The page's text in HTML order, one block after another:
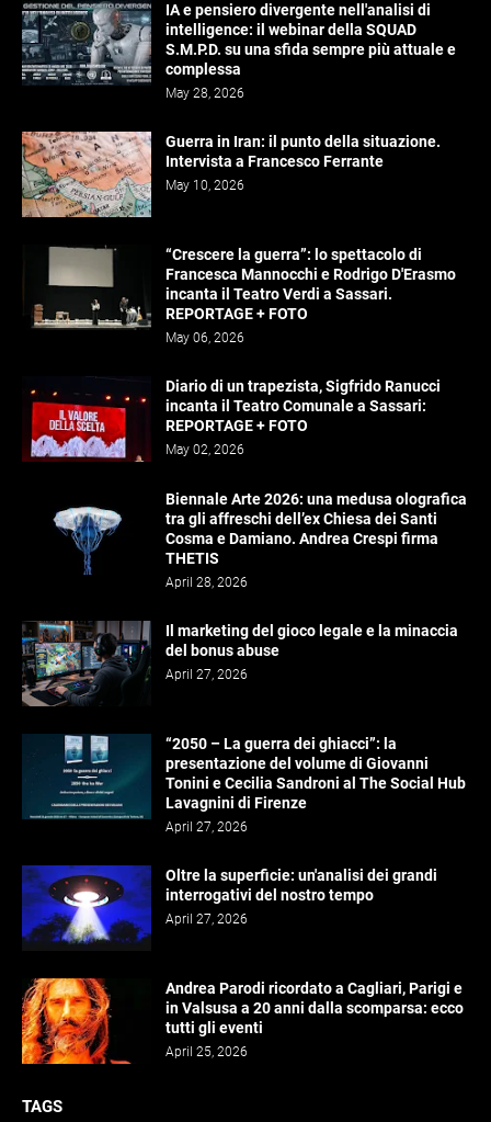
IA e pensiero divergente nell'analisi di
intelligence: il webinar della SQUAD
S.M.P.D. su una sfida sempre più attuale e
complessa
May 28, 2026
Guerra in Iran: il punto della situazione.
Intervista a Francesco Ferrante
May 10, 2026
“Crescere la guerra”: lo spettacolo di
Francesca Mannocchi e Rodrigo D'Erasmo
incanta il Teatro Verdi a Sassari.
REPORTAGE + FOTO
May 06, 2026
Diario di un trapezista, Sigfrido Ranucci
incanta il Teatro Comunale a Sassari:
REPORTAGE + FOTO
May 02, 2026
Biennale Arte 2026: una medusa olografica
tra gli affreschi dell’ex Chiesa dei Santi
Cosma e Damiano. Andrea Crespi firma
THETIS
April 28, 2026
Il marketing del gioco legale e la minaccia
del bonus abuse
April 27, 2026
“2050 – La guerra dei ghiacci”: la
presentazione del volume di Giovanni
Tonini e Cecilia Sandroni al The Social Hub
Lavagnini di Firenze
April 27, 2026
Oltre la superficie: un'analisi dei grandi
interrogativi del nostro tempo
April 27, 2026
Andrea Parodi ricordato a Cagliari, Parigi e
in Valsusa a 20 anni dalla scomparsa: ecco
tutti gli eventi
April 25, 2026
TAGS